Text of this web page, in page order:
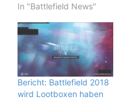
In "Battlefield News"
Bericht: Battlefield 2018
wird Lootboxen haben